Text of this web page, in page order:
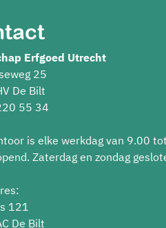
Erfgoed Utrecht
25
De Bilt
55 34
is elke werkdag van 9.00
Zaterdag en zondag
121
De Bilt